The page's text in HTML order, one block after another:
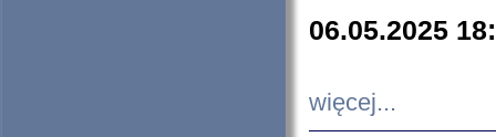
06.05.2025
więcej...